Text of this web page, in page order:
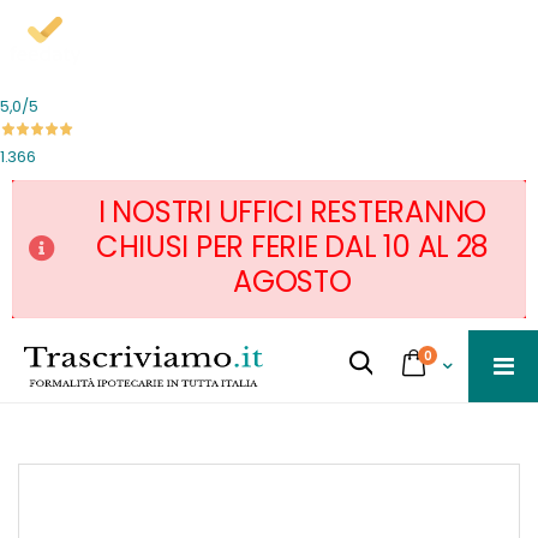
5,0/5
1.366
I NOSTRI UFFICI RESTERANNO
CHIUSI PER FERIE DAL 10 AL 28
AGOSTO
al
contenuto
Cart
0servizi
Cerca...
Skip